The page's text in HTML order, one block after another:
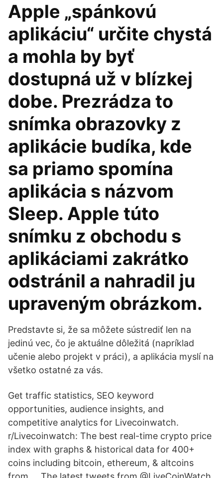
Apple „spánkovú
aplikáciu“ určite chystá
a mohla by byť
dostupná už v blízkej
dobe. Prezrádza to
snímka obrazovky z
aplikácie budíka, kde
sa priamo spomína
aplikácia s názvom
Sleep. Apple túto
snímku z obchodu s
aplikáciami zakrátko
odstránil a nahradil ju
upraveným obrázkom.
Predstavte si, že sa môžete sústrediť len na
jedinú vec, čo je aktuálne dôležitá (napríklad
učenie alebo projekt v práci), a aplikácia myslí na
všetko ostatné za vás.
Get traffic statistics, SEO keyword
opportunities, audience insights, and
competitive analytics for Livecoinwatch.
r/Livecoinwatch: The best real-time crypto price
index with graphs & historical data for 400+
coins including bitcoin, ethereum, & altcoins